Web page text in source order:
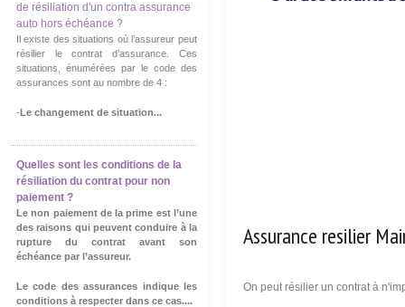
Assurance resilier
On peut résilier un contrat à
de résiliation d'un contra assurance
auto hors échéance ?
Il existe des situations où l’assureur peut
résilier le contrat d’assurance. Ces
situations, énumérées par le code des
assurances sont au nombre de 4 :
-Le changement de situation...
Quelles sont les conditions de la
résiliation du contrat pour non
paiement ?
Le non paiement de la prime est l’une
des raisons qui peuvent conduire à la
rupture du contrat avant son
échéance par l’assureur.
Le code des assurances indique les
conditions à respecter dans ce cas....